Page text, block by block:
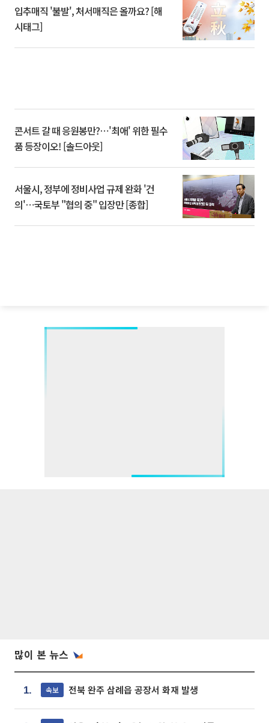
입추매직 '불발', 처서매직은 올까요? [해
시태그]
콘서트 갈 때 응원봉만?⋯'최애' 위한 필수
품 등장이오! [솔드아웃]
서울시, 정부에 정비사업 규제 완화 '건
의'⋯국토부 "협의 중" 입장만 [종합]
많이 본 뉴스
1. 속보 전북 완주 삼례읍 공장서 화재 발생